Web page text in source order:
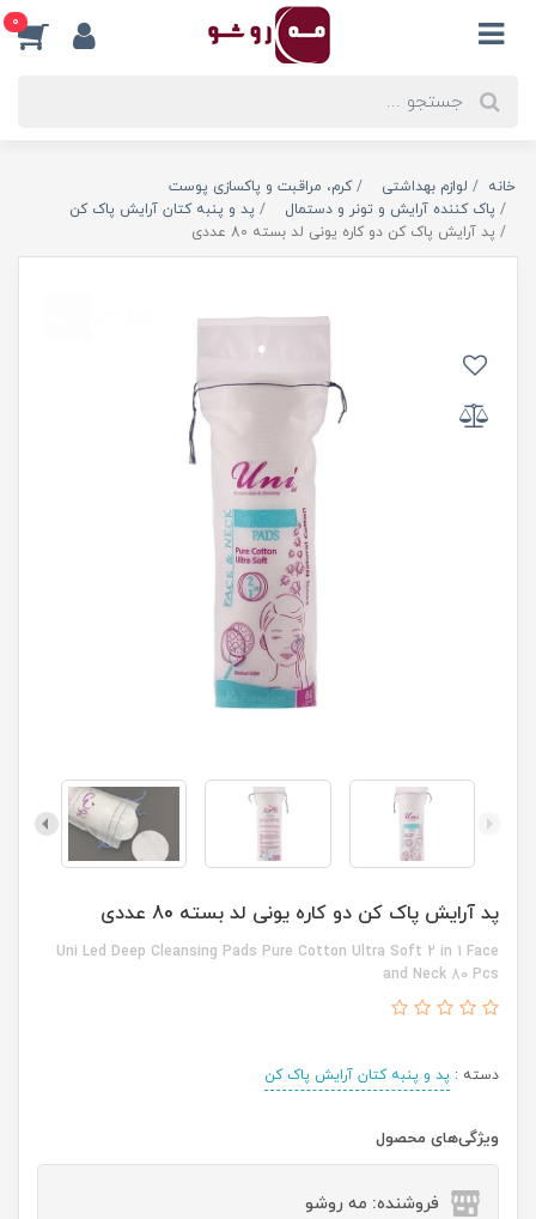
0
خانه لوازم بهداشتی
کرم، مراقبت و پاکسازی پوست
پاک کننده آرایش و تونر و دستمال
پد و پنبه کتان آرایش پاک کن
پد آرایش پاک کن دو کاره یونی لد بسته 80 عددی
پد آرایش پاک کن دو کاره یونی لد بسته 80 عددی
Uni Led Deep Cleansing Pads Pure Cotton Ultra Soft 2 in 1 Face
and Neck 80 Pcs
دسته : پد و پنبه کتان آرایش پاک کن
ویژگی‌های محصول
فروشنده: مه رو‌شو